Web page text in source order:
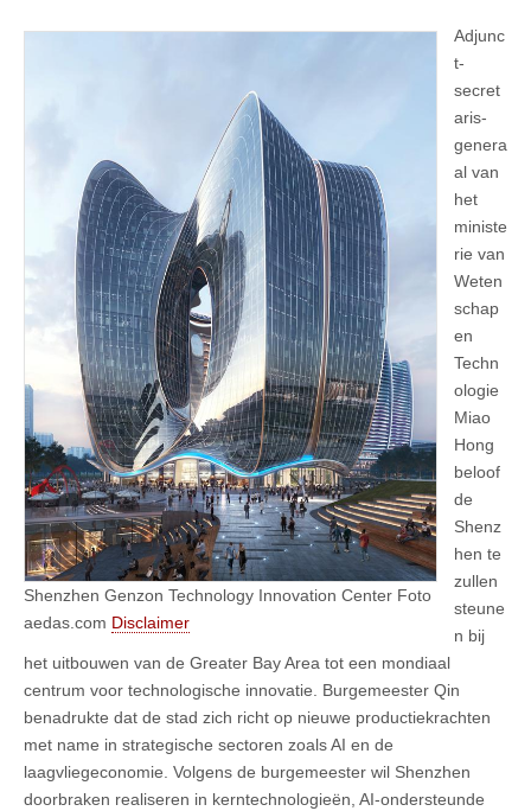
Shenzhen Genzon Technology Innovation Center Foto
aedas.com Disclaimer
Adjunc
t-
secret
aris-
genera
al van
het
ministe
rie van
Weten
schap
en
Techn
ologie
Miao
Hong
beloof
de
Shenz
hen te
zullen
steune
n bij
het uitbouwen van de Greater Bay Area tot een mondiaal
centrum voor technologische innovatie. Burgemeester Qin
benadrukte dat de stad zich richt op nieuwe productiekrachten
met name in strategische sectoren zoals AI en de
laagvliegeconomie. Volgens de burgemeester wil Shenzhen
doorbraken realiseren in kerntechnologieën, AI-ondersteunde